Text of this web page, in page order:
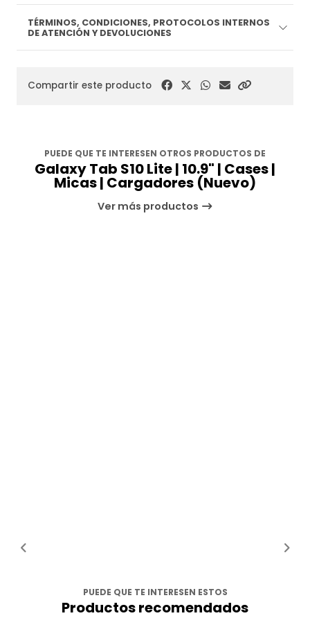
TÉRMINOS, CONDICIONES, PROTOCOLOS INTERNOS
DE ATENCIÓN Y DEVOLUCIONES
Compartir este producto
PUEDE QUE TE INTERESEN OTROS PRODUCTOS DE
Galaxy Tab S10 Lite | 10.9" | Cases |
Micas | Cargadores (Nuevo)
Ver más productos
PUEDE QUE TE INTERESEN ESTOS
Productos recomendados